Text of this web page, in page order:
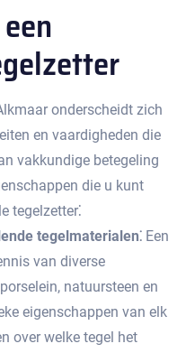
onderscheidt zich
en vaardigheden die
vakkundige betegeling
die u kunt
tegelzetter⁚
tegelmaterialen⁚ Een
van diverse
natuursteen en
eigenschappen van elk
over welke tegel het